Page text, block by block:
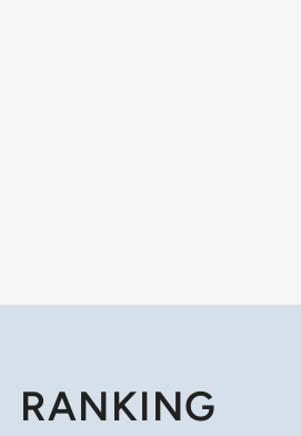
RANKING